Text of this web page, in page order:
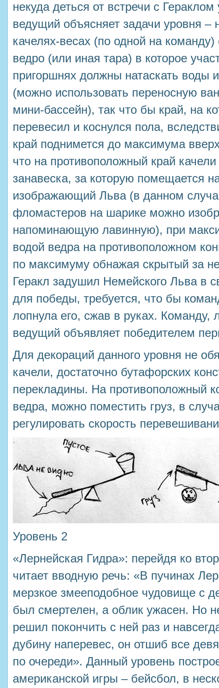
некуда деться от встречи с
ведущий объясняет задачи уровня –
качелях-весах (по одной на команду)
ведро (или иная тара) в которое
пригоршнях должны натаскать воды
(можно использовать переносную
мини-бассейн), так что бы край, на
перевесил и коснулся пола,
край поднимется до максимума
что на противоположный край
занавеска, за которую помещается
изображающий Льва (в данном
фломастеров на шарике можно
напоминающую лавинную), при
водой ведра на противоположном
по максимуму обнажая скрытый за
Геракл задушил Немейского Льва в
для победы, требуется, что бы
лопнула его, сжав в руках.
ведущий объявляет победителем
Для декораций данного уровня не
качели, достаточно бутафорских
перекладины. На противоположный
ведра, можно поместить груз, в
регулировать скорость
Уровень 2
«Лернейская Гидра»: перейдя ко
читает вводную речь: «В пучинах
мерзкое змееподобное чудовище с
был смертелен, а облик ужасен. Но
решил покончить с ней раз и
дубину наперевес, он отшиб все
по очереди». Данный уровень
американской игры – бейсбол, в